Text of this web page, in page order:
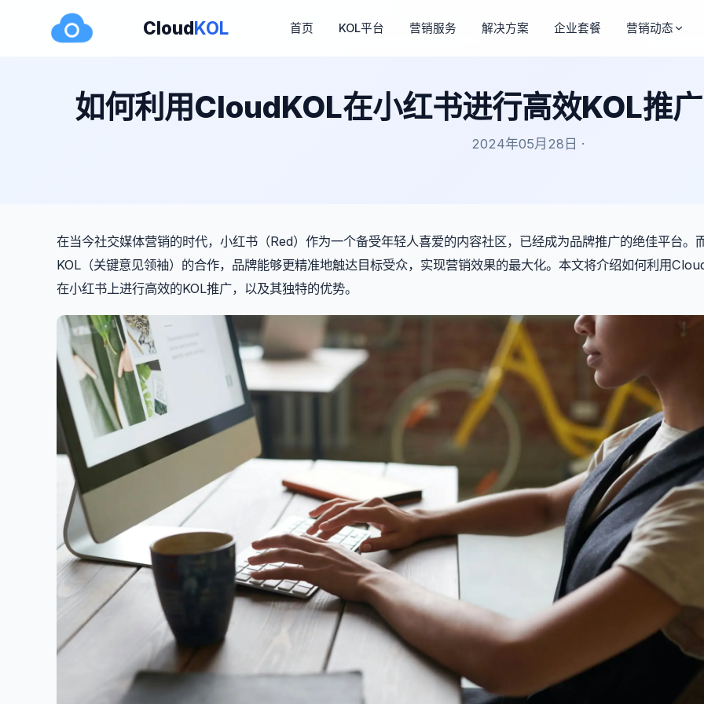
CloudKOL 首页 KOL平台 营销服务 解决方案 企业套餐 营销动态
如何利用CloudKOL在小红书进行高效KOL推
2024年05月28日 ·
在当今社交媒体营销的时代，小红书（Red）作为一个备受年轻人喜爱的内容社区，已经成为品牌推广的绝佳平台。
KOL（关键意见领袖）的合作，品牌能够更精准地触达目标受众，实现营销效果的最大化。本文将介绍如何利用
在小红书上进行高效的KOL推广，以及其独特的优势。